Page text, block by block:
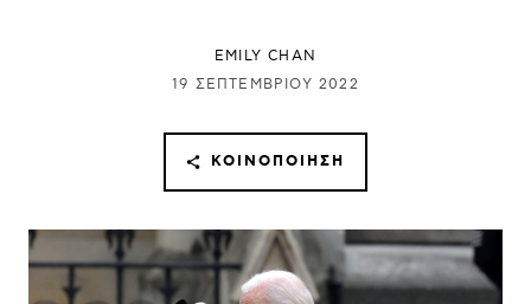
EMILY CHAN
19 ΣΕΠΤΕΜΒΡΊΟΥ 2022
ΚΟΙΝΟΠΟΊΗΣΗ